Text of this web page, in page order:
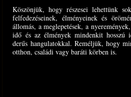
Köszönjük, hogy részesei lehettünk
felfedezéseinek, élményeinek és
állomás, a meglepetések, a
idő és az élmények mindenkit hosszú
derűs hangulatokkal. Reméljük, hogy
otthon, családi vagy baráti körben is.